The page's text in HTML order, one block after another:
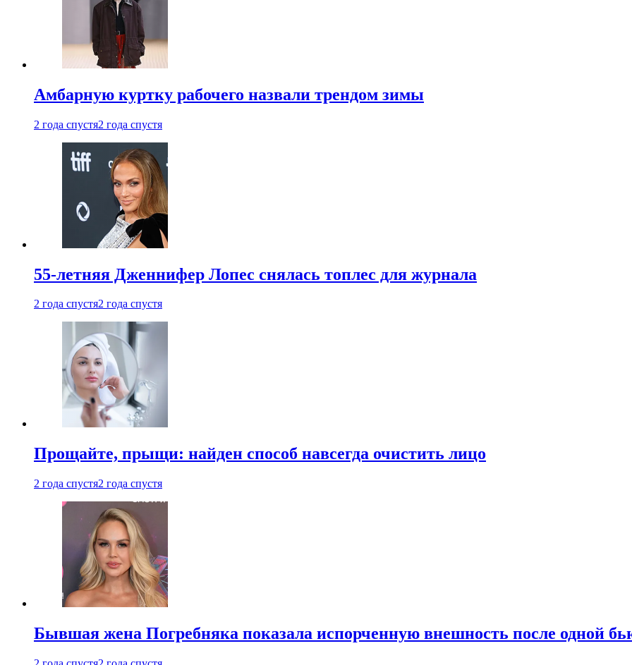
Амбарную куртку рабочего назвали трендом зимы
2 года спустя2 года спустя
55-летняя Дженнифер Лопес снялась топлес для журнала
2 года спустя2 года спустя
Прощайте, прыщи: найден способ навсегда очистить лицо
2 года спустя2 года спустя
Бывшая жена Погребняка показала испорченную внешность после одной